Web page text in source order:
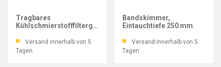
Tragbares
Kühlschmierstofffiltergerät
Versand innerhalb von 5
Tagen
Bandskimmer,
Eintauchtiefe 250 mm
Versand innerhalb von 5
Tagen